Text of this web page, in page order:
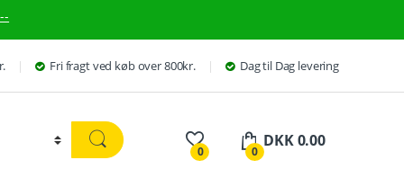
Fri fragt ved køb over 800kr. Dag til Dag levering
0 0
DKK0.00